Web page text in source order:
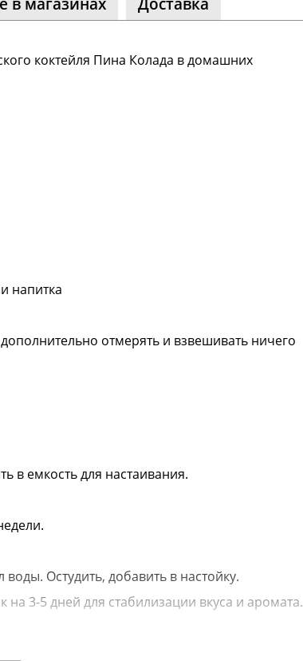
коктейля Пина Колада в домашних
напитка
отмерять и взвешивать ничего
в емкость для настаивания.
Остудить, добавить в настойку.
3-5 дней для стабилизации вкуса и аромата.